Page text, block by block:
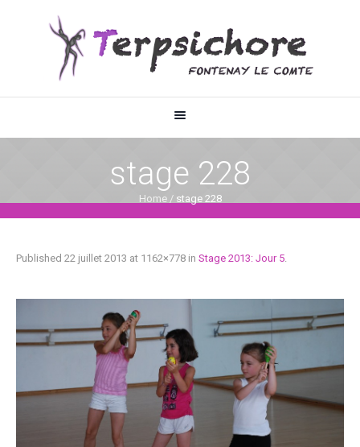
stage 228
Home / stage 228
Published 22 juillet 2013 at 1162×778 in Stage 2013: Jour 5.